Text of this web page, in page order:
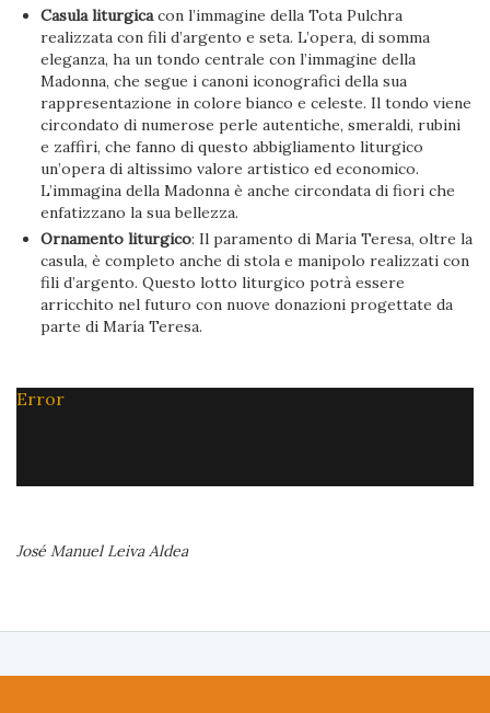
Casula liturgicacon l’immagine della Tota Pulchra
realizzata con fili d’argento e seta. L’opera, di somma
eleganza, ha un tondo centrale con l’immagine della
Madonna, che segue i canoni iconografici della sua
rappresentazione in colore bianco e celeste. Il tondo viene
circondato di numerose perle autentiche, smeraldi, rubini
e zaffiri, che fanno di questo abbigliamento liturgico
un’opera di altissimo valore artistico ed economico.
L’immagina della Madonna è anche circondata di fiori che
enfatizzano la sua bellezza.
Ornamento liturgico: Il paramento di Maria Teresa, oltre la
casula, è completo anche di stola e manipolo realizzati con
fili d’argento. Questo lotto liturgico potrà essere
arricchito nel futuro con nuove donazioni progettate da
parte di María Teresa.
Error
José Manuel Leiva Aldea